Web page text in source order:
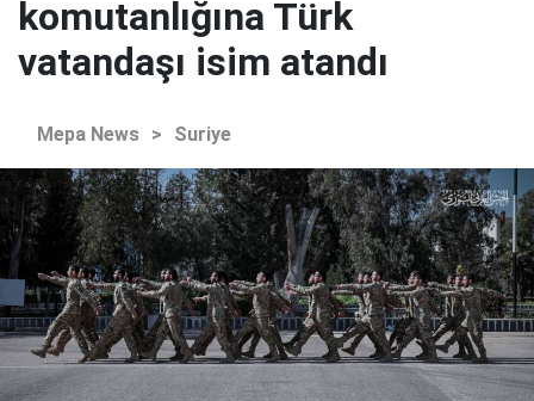
komutanlığına Türk
vatandaşı isim atandı
Mepa News > Suriye